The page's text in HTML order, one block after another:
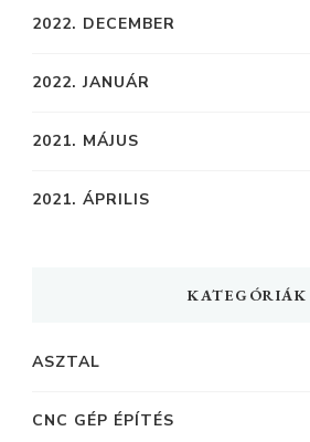
2022. DECEMBER
2022. JANUÁR
2021. MÁJUS
2021. ÁPRILIS
KATEGÓRIÁK
ASZTAL
CNC GÉP ÉPÍTÉS